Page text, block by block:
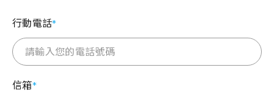
行動電話
信箱